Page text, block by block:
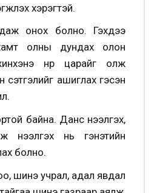
хэрэгтэй.
онох болно. Гэхдээ
хамт олны дундах олон
нүүр царайг олж
сэтгэлийг ашиглах гэсэн
байна. Данс нээлгэх,
нээлгэх нь гэнэтийн
болно.
шинэ учрал, адал явдал